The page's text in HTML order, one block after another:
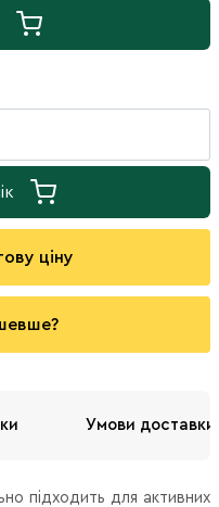
ціну
Умови доставки
підходить для активних